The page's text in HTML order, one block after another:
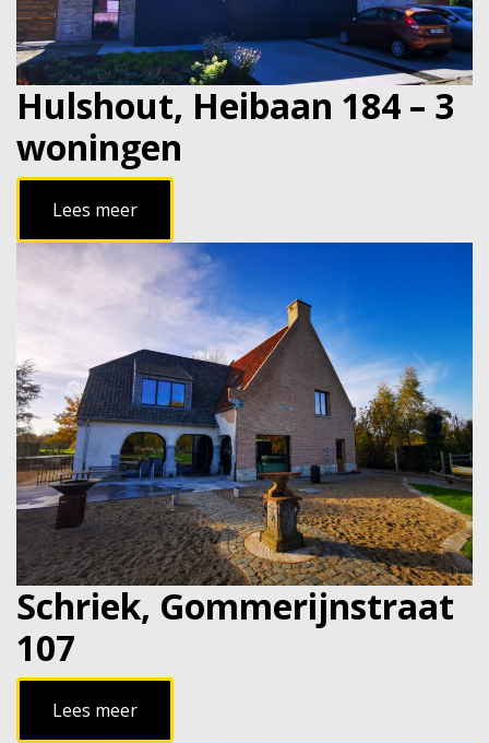
Hulshout, Heibaan 184 – 3
woningen
Lees meer
Schriek, Gommerijnstraat
107
Lees meer